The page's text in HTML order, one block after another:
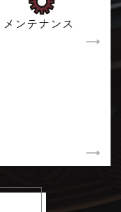
メンテナンス